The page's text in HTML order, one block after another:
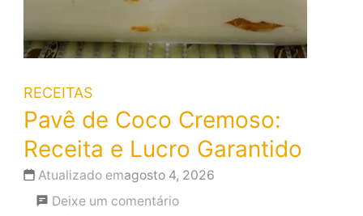
RECEITAS
Pavê de Coco Cremoso:
Receita e Lucro Garantido
Atualizado emagosto 4, 2026
Deixe um comentárioem